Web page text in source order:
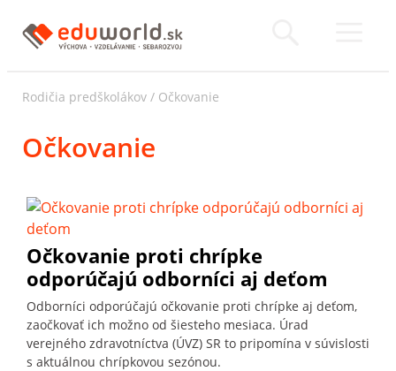
Rodičia predškolákov / Očkovanie
Očkovanie
Očkovanie proti chrípke
odporúčajú odborníci aj deťom
Odborníci odporúčajú očkovanie proti chrípke aj deťom,
zaočkovať ich možno od šiesteho mesiaca. Úrad
verejného zdravotníctva (ÚVZ) SR to pripomína v súvislosti
s aktuálnou chrípkovou sezónou.